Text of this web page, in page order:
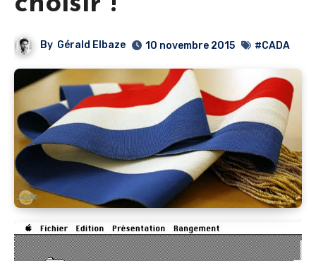
By Gérald Elbaze 10 novembre 2015 #CADA